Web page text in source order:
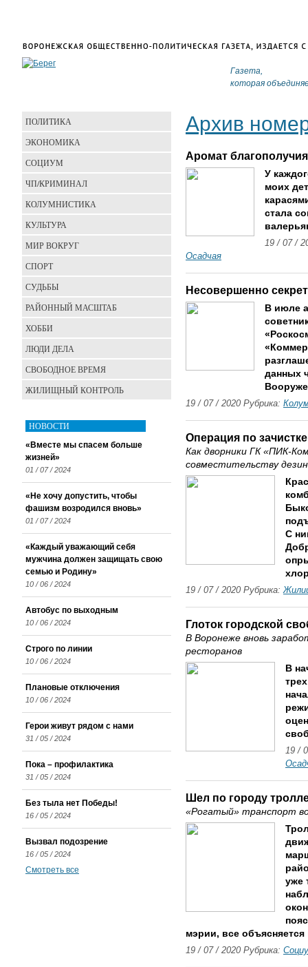
Газета,
которая
Архив
Аромат благополучия
У
моих
стала
19 / 07 /
Осадчая
Несовершенно
В июле
данных
19 / 07 / 2020 Рубрика:
Операция по зачистке
Как дворники ГК «ПИК-
совместительству
С
19 / 07 / 2020 Рубрика:
Глоток городской
В Воронеже вновь
ресторанов
В
19 /
Шел по городу
«Рогатый» транспорт
уже
мэрии, все объясняется
19 / 07 / 2020 Рубрика:
ПОЛИТИКА
ЭКОНОМИКА
СОЦИУМ
ЧП/КРИМИНАЛ
КОЛУМНИСТИКА
КУЛЬТУРА
МИР ВОКРУГ
СПОРТ
СУДЬБЫ
РАЙОННЫЙ МАСШТАБ
ХОББИ
ЛЮДИ ДЕЛА
СВОБОДНОЕ ВРЕМЯ
ЖИЛИЩНЫЙ КОНТРОЛЬ
НОВОСТИ
«Вместе мы спасем больше
жизней»
01 / 07 / 2024
«Не хочу допустить, чтобы
фашизм возродился вновь»
01 / 07 / 2024
«Каждый уважающий себя
мужчина должен защищать свою
семью и Родину»
10 / 06 / 2024
Автобус по выходным
10 / 06 / 2024
Строго по линии
10 / 06 / 2024
Плановые отключения
10 / 06 / 2024
Герои живут рядом с нами
31 / 05 / 2024
Пока – профилактика
31 / 05 / 2024
Без тыла нет Победы!
16 / 05 / 2024
Вызвал подозрение
16 / 05 / 2024
Смотреть все